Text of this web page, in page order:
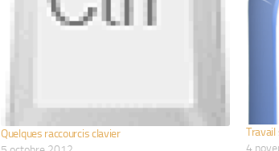
Quelques raccourcis clavier
Travail
4